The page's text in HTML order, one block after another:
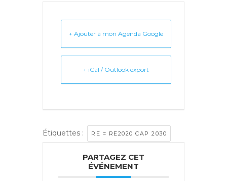
+ Ajouter à mon Agenda Google
+ iCal / Outlook export
Étiquettes : RE = RE2020 CAP 2030
PARTAGEZ CET
ÉVÉNEMENT